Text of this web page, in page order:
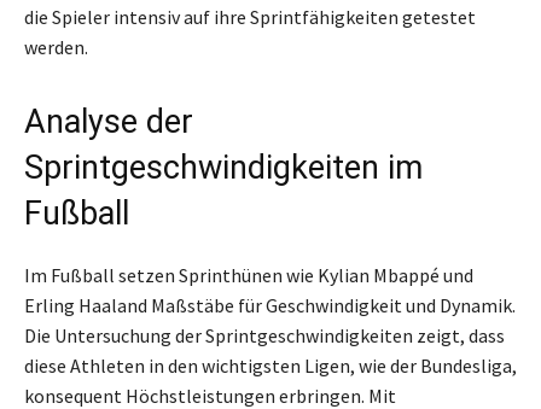
die Spieler intensiv auf ihre Sprintfähigkeiten getestet
werden.
Analyse der
Sprintgeschwindigkeiten im
Fußball
Im Fußball setzen Sprinthünen wie Kylian Mbappé und
Erling Haaland Maßstäbe für Geschwindigkeit und Dynamik.
Die Untersuchung der Sprintgeschwindigkeiten zeigt, dass
diese Athleten in den wichtigsten Ligen, wie der Bundesliga,
konsequent Höchstleistungen erbringen. Mit